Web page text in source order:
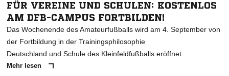
FÜR VEREINE UND SCHULEN: KOSTENLOS
AM DFB-CAMPUS FORTBILDEN!
Das Wochenende des Amateurfußballs wird am 4. September von
der Fortbildung in der Trainingsphilosophie
Deutschland und Schule des Kleinfeldfußballs eröffnet.
Mehr lesen